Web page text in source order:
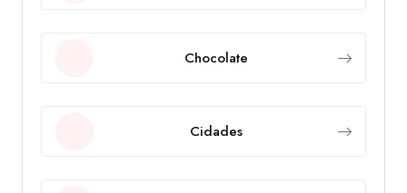
Chocolate
Cidades